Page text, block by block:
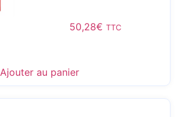
50,28€ TTC
Ajouter au panier